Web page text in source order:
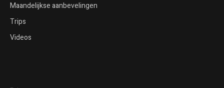
Maandelijkse aanbevelingen
Trips
Videos